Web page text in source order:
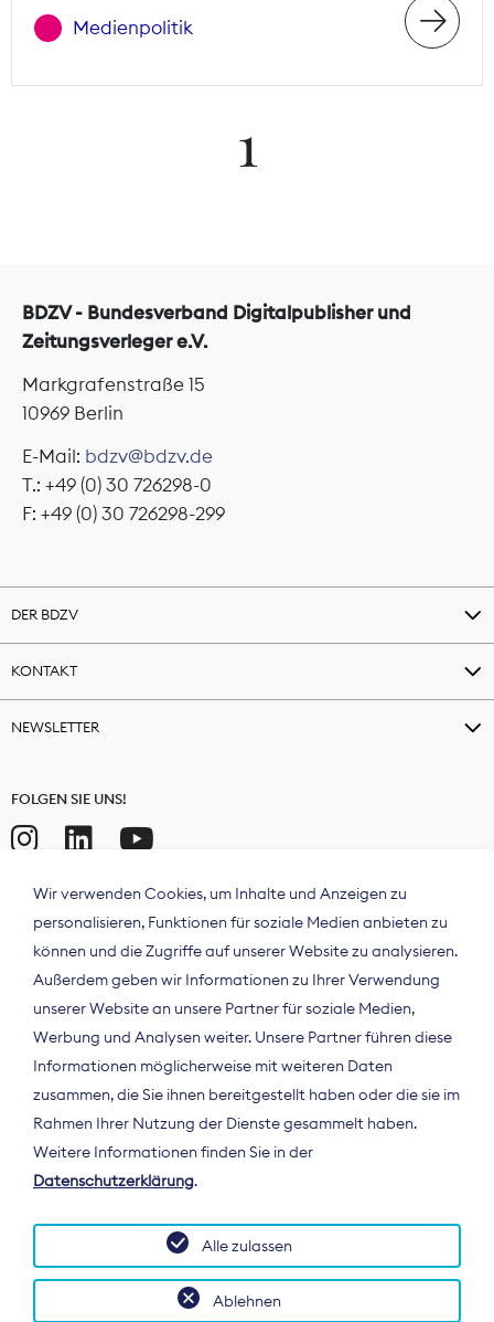
Medienpolitik
1
BDZV - Bundesverband Digitalpublisher und
Zeitungsverleger e.V.
Markgrafenstraße 15
10969 Berlin
E-Mail: bdzv@bdzv.de
T.: +49 (0) 30 726298-0
F: +49 (0) 30 726298-299
DER BDZV
KONTAKT
NEWSLETTER
FOLGEN SIE UNS!
Der Bundesverband Digitalpublisher und
Zeitungsverleger (BDZV) vertritt als
Spitzenorganisation die Interessen der
Deutschland und auf EU-Ebene.
Wir verwenden Cookies, um Inhalte und Anzeigen zu
personalisieren, Funktionen für soziale Medien anbieten zu
können und die Zugriffe auf unserer Website zu analysieren.
Außerdem geben wir Informationen zu Ihrer Verwendung
unserer Website an unsere Partner für soziale Medien,
Werbung und Analysen weiter. Unsere Partner führen diese
Informationen möglicherweise mit weiteren Daten
zusammen, die Sie ihnen bereitgestellt haben oder die sie im
Rahmen Ihrer Nutzung der Dienste gesammelt haben.
Weitere Informationen finden Sie in der
Datenschutzerklärung.
Ablehnen
Alle zulassen